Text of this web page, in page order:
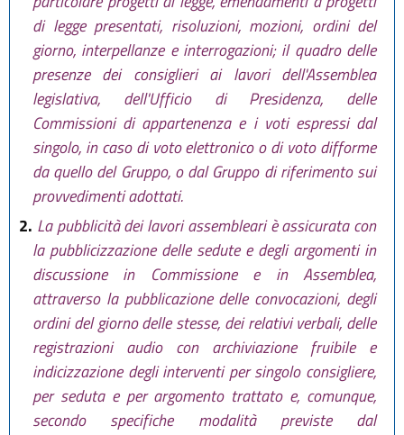
di legge presentati, risoluzioni, mozioni, ordini del
giorno, interpellanze e interrogazioni; il quadro delle
presenze dei consiglieri ai lavori dell'Assemblea
legislativa, dell'Ufficio di Presidenza, delle
Commissioni di appartenenza e i voti espressi dal
singolo, in caso di voto elettronico o di voto difforme
da quello del Gruppo, o dal Gruppo di riferimento sui
provvedimenti adottati.
2. La pubblicità dei lavori assembleari è assicurata con
la pubblicizzazione delle sedute e degli argomenti in
discussione in Commissione e in Assemblea,
attraverso la pubblicazione delle convocazioni, degli
ordini del giorno delle stesse, dei relativi verbali, delle
registrazioni audio con archiviazione fruibile e
indicizzazione degli interventi per singolo consigliere,
per seduta e per argomento trattato e, comunque,
secondo specifiche modalità previste dal